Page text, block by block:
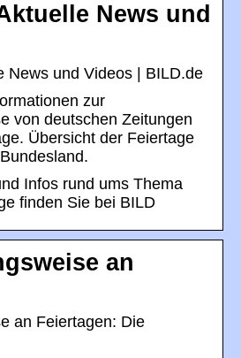
News und
News und Videos | BILD.de
zur
von deutschen Zeitungen
Übersicht der Feiertage
Infos rund ums Thema
finden Sie bei BILD
an
an Feiertagen: Die